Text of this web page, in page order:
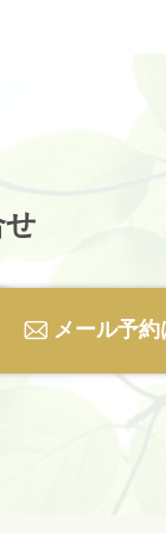
メール予